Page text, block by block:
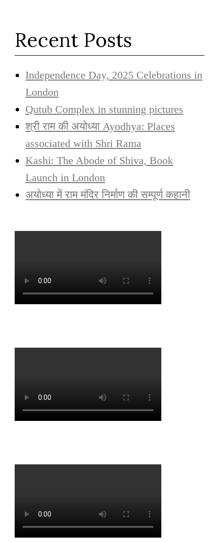
Recent Posts
Independence Day, 2025 Celebrations in
London
Qutub Complex in stunning pictures
श्री राम की अयोध्या Ayodhya: Places
associated with Shri Rama
Kashi: The Abode of Shiva, Book
Launch in London
अयोध्या में राम मंदिर निर्माण की सम्पूर्ण कहानी